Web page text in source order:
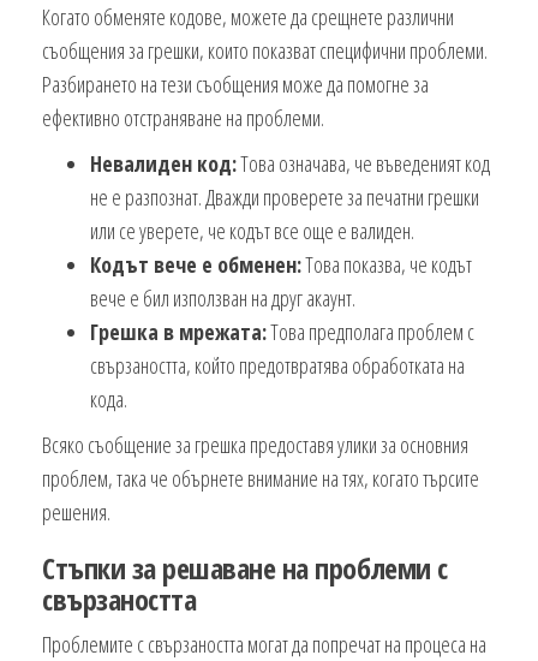
Когато обменяте кодове, можете да срещнете различни
съобщения за грешки, които показват специфични проблеми.
Разбирането на тези съобщения може да помогне за
ефективно отстраняване на проблеми.
Невалиден код:Това означава, че въведеният код
не е разпознат. Дважди проверете за печатни грешки
или се уверете, че кодът все още е валиден.
Кодът вече е обменен:Това показва, че кодът
вече е бил използван на друг акаунт.
Грешка в мрежата:Това предполага проблем с
свързаността, който предотвратява обработката на
кода.
Всяко съобщение за грешка предоставя улики за основния
проблем, така че обърнете внимание на тях, когато търсите
решения.
Стъпки за решаване на проблеми с
свързаността
Проблемите с свързаността могат да попречат на процеса на